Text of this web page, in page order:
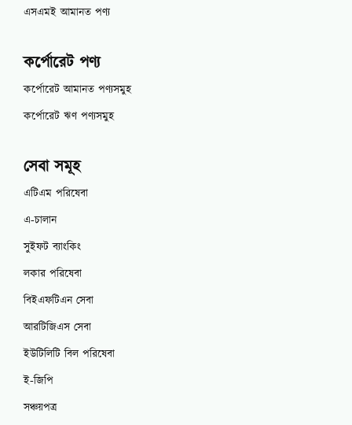
এসএমই আমানত পণ্য
কর্পোরেট পণ্য
কর্পোরেট আমানত পণ্যসমুহ
কর্পোরেট ঋণ পণ্যসমুহ
সেবা সমূহ
এটিএম পরিষেবা
এ-চালান
সুইফট ব্যাংকিং
লকার পরিষেবা
বিইএফটিএন সেবা
আরটিজিএস সেবা
ইউটিলিটি বিল পরিষেবা
ই-জিপি
সঞ্চয়পত্র